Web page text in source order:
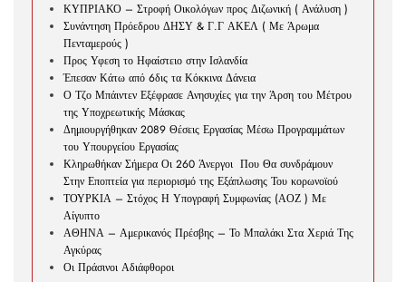
ΚΥΠΡΙΑΚΟ – Στροφή Οικολόγων προς Διζωνική ( Ανάλυση )
Συνάντηση Πρόεδρου ΔΗΣΥ & Γ.Γ ΑΚΕΛ ( Με Άρωμα
Πενταμερούς )
Προς Υφεση το Ηφαίστειο στην Ισλανδία
Έπεσαν Κάτω από 6δις τα Κόκκινα Δάνεια
Ο Τζο Μπάιντεν Εξέφρασε Ανησυχίες για την Άρση του Μέτρου
της Υποχρεωτικής Μάσκας
Δημιουργήθηκαν 2089 Θέσεις Εργασίας Μέσω Προγραμμάτων
του Υπουργείου Εργασίας
Κληρωθήκαν Σήμερα Οι 260 Άνεργοι Που Θα συνδράμουν
Στην Εποπτεία για περιορισμό της Εξάπλωσης Του κορωνοϊού
ΤΟΥΡΚΙΑ – Στόχος Η Υπογραφή Συμφωνίας (ΑΟΖ ) Με
Αίγυπτο
ΑΘΗΝΑ – Αμερικανός Πρέσβης – Το Μπαλάκι Στα Χεριά Της
Αγκύρας
Οι Πράσινοι Αδιάφθοροι